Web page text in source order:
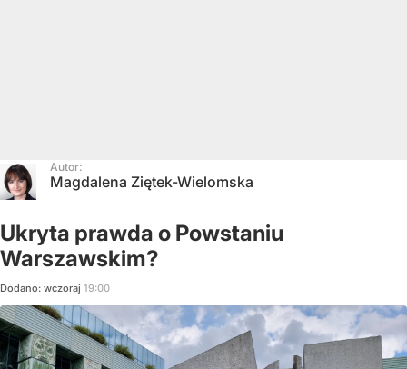
Autor:
Magdalena Ziętek-Wielomska
Ukryta prawda o Powstaniu
Warszawskim?
Dodano: wczoraj 19:00